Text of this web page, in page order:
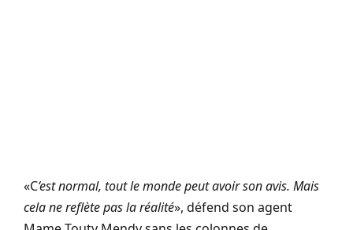
«C‘est normal, tout le monde peut avoir son avis. Mais
cela ne reflète pas la réalité», défend son agent